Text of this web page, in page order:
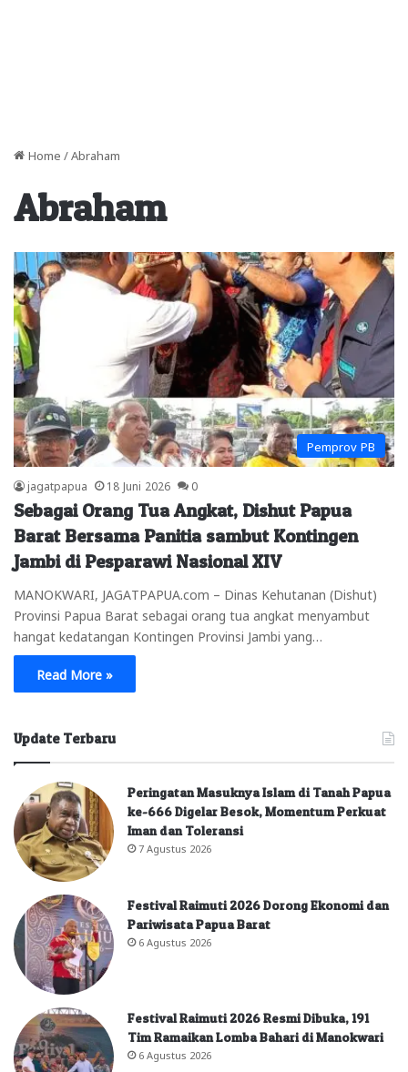
Home / Abraham
Abraham
Pemprov PB
jagatpapua 18 Juni 2026 0
Sebagai Orang Tua Angkat, Dishut Papua
Barat Bersama Panitia sambut Kontingen
Jambi di Pesparawi Nasional XIV
MANOKWARI, JAGATPAPUA.com – Dinas Kehutanan (Dishut)
Provinsi Papua Barat sebagai orang tua angkat menyambut
hangat kedatangan Kontingen Provinsi Jambi yang…
Read More »
Update Terbaru
Peringatan Masuknya Islam di Tanah Papua
ke-666 Digelar Besok, Momentum Perkuat
Iman dan Toleransi
7 Agustus 2026
Festival Raimuti 2026 Dorong Ekonomi dan
Pariwisata Papua Barat
6 Agustus 2026
Festival Raimuti 2026 Resmi Dibuka, 191
Tim Ramaikan Lomba Bahari di Manokwari
6 Agustus 2026